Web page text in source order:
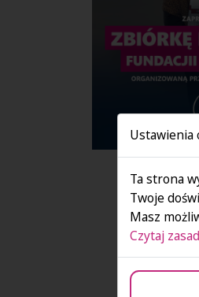
Ustawienia
Ta strona
Twoje
Masz
Czytaj